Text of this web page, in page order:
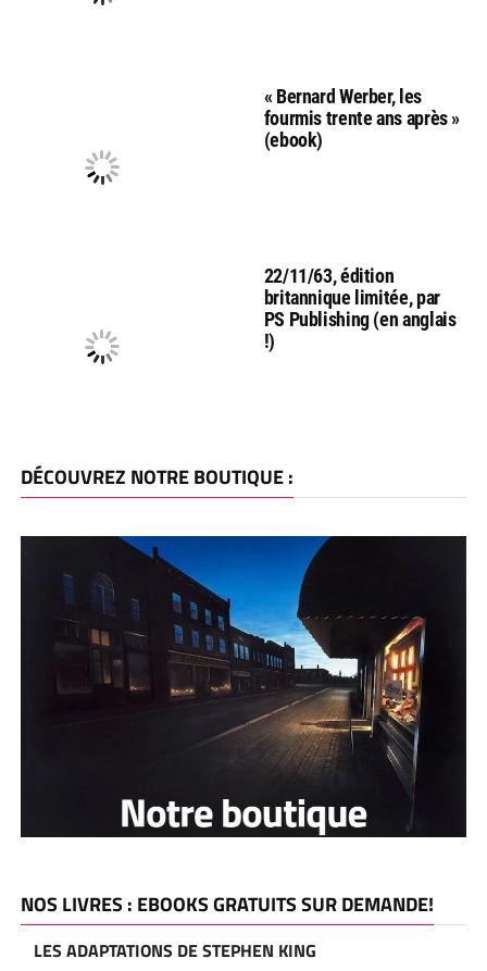
« Bernard Werber, les
fourmis trente ans après »
(ebook)
22/11/63, édition
britannique limitée, par
PS Publishing (en anglais
!)
DÉCOUVREZ NOTRE BOUTIQUE :
NOS LIVRES : EBOOKS GRATUITS SUR DEMANDE!
LES ADAPTATIONS DE STEPHEN KING